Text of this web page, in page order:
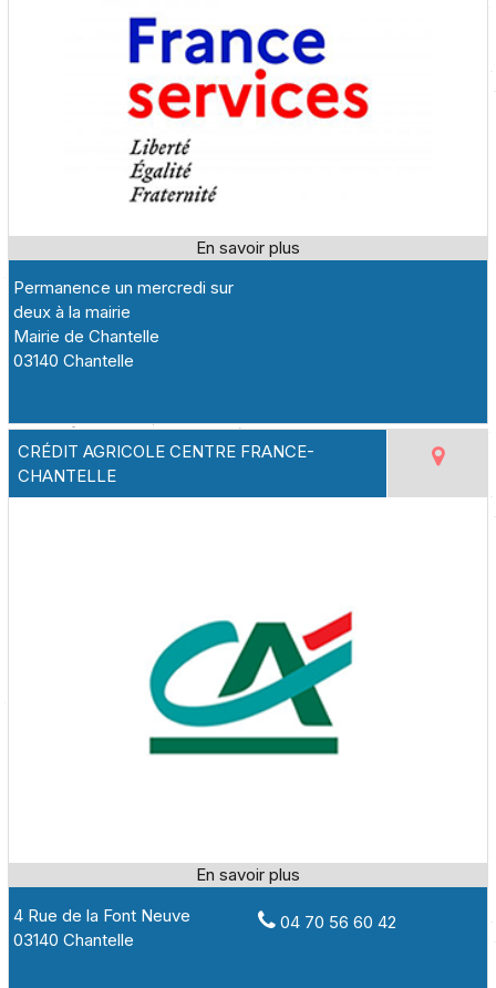
Permanence un mercredi sur
deux à la mairie
Mairie de Chantelle
03140 Chantelle
CRÉDIT AGRICOLE CENTRE FRANCE-
CHANTELLE
4 Rue de la Font Neuve
03140 Chantelle
04 70 56 60 42